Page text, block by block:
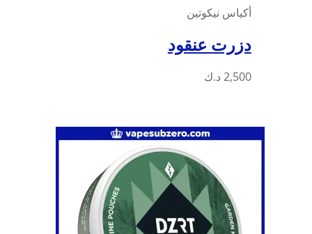
أكياس نيكوتين
دزرت عنقود
2,500 د.ك